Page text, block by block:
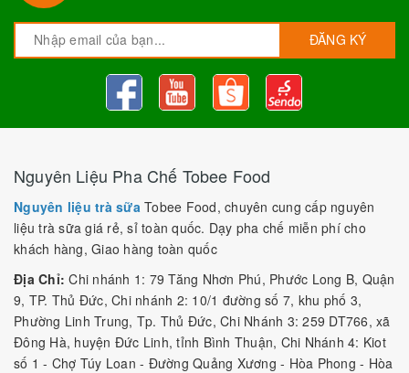
ĐĂNG KÝ
Nguyên Liệu Pha Chế Tobee Food
Nguyên liệu trà sữa Tobee Food, chuyên cung cấp nguyên
liệu trà sữa giá rẻ, sỉ toàn quốc. Dạy pha chế miễn phí cho
khách hàng, Giao hàng toàn quốc
Địa Chỉ: Chi nhánh 1: 79 Tăng Nhơn Phú, Phước Long B, Quận
9, TP. Thủ Đức, Chi nhánh 2: 10/1 đường số 7, khu phố 3,
Phường Linh Trung, Tp. Thủ Đức, Chi Nhánh 3: 259 DT766, xã
Đông Hà, huyện Đức Linh, tỉnh Bình Thuận, Chi Nhánh 4: Kiot
số 1 - Chợ Túy Loan - Đường Quảng Xương - Hòa Phong - Hòa